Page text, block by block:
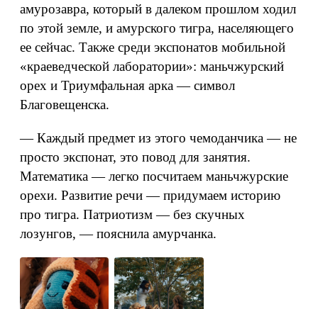
амурозавра, который в далеком прошлом ходил
по этой земле, и амурского тигра, населяющего
ее сейчас. Также среди экспонатов мобильной
«краеведческой лаборатории»: маньчжурский
орех и Триумфальная арка — символ
Благовещенска.
— Каждый предмет из этого чемоданчика — не
просто экспонат, это повод для занятия.
Математика — легко посчитаем маньчжурские
орехи. Развитие речи — придумаем историю
про тигра. Патриотизм — без скучных
лозунгов, — пояснила амурчанка.